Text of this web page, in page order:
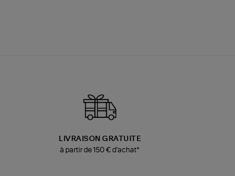
LIVRAISON GRATUITE
à partir de 150 € d'achat*